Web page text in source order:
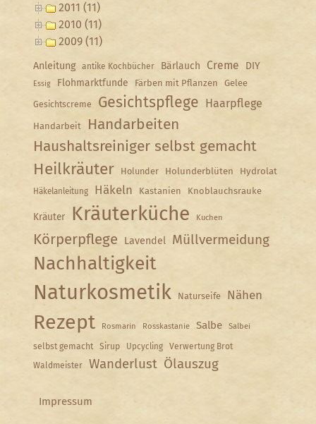
2011 (11)
2010 (11)
2009 (11)
Anleitung antike Kochbücher Bärlauch Creme DIY
Essig Flohmarktfunde Färben mit Pflanzen Gelee
Gesichtscreme Gesichtspflege Haarpflege
Handarbeit
Handarbeiten
Haushaltsreiniger selbst gemacht
Heilkräuter Holunder Holunderblüten Hydrolat
Häkelanleitung Häkeln Kastanien Knoblauchsrauke
Kräuter Kräuterküche Kuchen
Körperpflege Lavendel Müllvermeidung
Nachhaltigkeit
Naturkosmetik Naturseife Nähen
Rezept Rosmarin Rosskastanie Salbe Salbei
selbst gemacht Sirup Upcycling
Verwertung Brot
Waldmeister
Wanderlust Ölauszug
Impressum